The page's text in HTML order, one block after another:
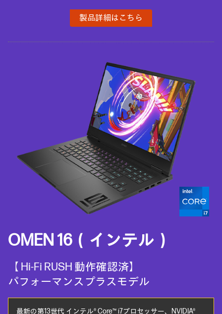
製品詳細はこちら
OMEN 16（インテル）
【 Hi-Fi RUSH 動作確認済】
パフォーマンスプラスモデル
最新の第13世代 インテル® Core™ i7プロセッサー、NVIDIA®